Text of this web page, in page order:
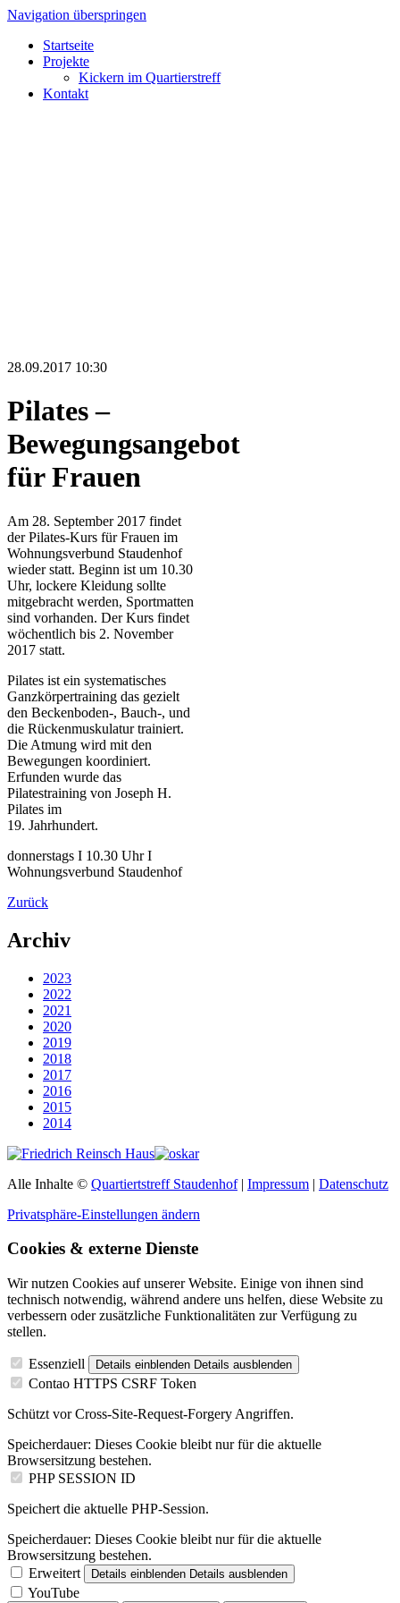
Navigation überspringen
Startseite
Projekte
Kickern im Quartierstreff
Kontakt
28.09.2017 10:30
Pilates –
Bewegungsangebot
für Frauen
Am 28. September 2017 findet
der Pilates-Kurs für Frauen im
Wohnungsverbund Staudenhof
wieder statt. Beginn ist um 10.30
Uhr, lockere Kleidung sollte
mitgebracht werden, Sportmatten
sind vorhanden. Der Kurs findet
wöchentlich bis 2. November
2017 statt.
Pilates ist ein systematisches
Ganzkörpertraining das gezielt
den Beckenboden-, Bauch-, und
die Rückenmuskulatur trainiert.
Die Atmung wird mit den
Bewegungen koordiniert.
Erfunden wurde das
Pilatestraining von Joseph H.
Pilates im
19. Jahrhundert.
donnerstags I 10.30 Uhr I
Wohnungsverbund Staudenhof
Zurück
Archiv
2023
2022
2021
2020
2019
2018
2017
2016
2015
2014
Alle Inhalte © Quartiertstreff Staudenhof| Impressum | Datenschutz
Privatsphäre-Einstellungen ändern
Cookies & externe Dienste
Wir nutzen Cookies auf unserer Website. Einige von ihnen sind
technisch notwendig, während andere uns helfen, diese Website zu
verbessern oder zusätzliche Funktionalitäten zur Verfügung zu
stellen.
Essenziell Details einblenden Details ausblenden
Contao HTTPS CSRF Token
Schützt vor Cross-Site-Request-Forgery Angriffen.
Speicherdauer: Dieses Cookie bleibt nur für die aktuelle
Browsersitzung bestehen.
PHP SESSION ID
Speichert die aktuelle PHP-Session.
Speicherdauer: Dieses Cookie bleibt nur für die aktuelle
Browsersitzung bestehen.
Erweitert
Details einblenden Details ausblenden
YouTube